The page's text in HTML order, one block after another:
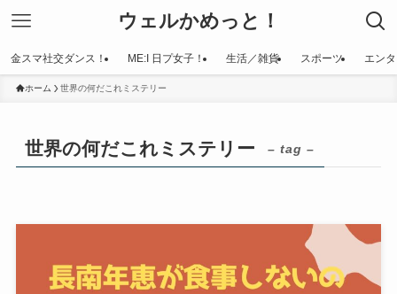
ウェルかめっと！
金スマ社交ダンス！ ME:I 日プ女子！ 生活／雑貨 スポーツ エン
ホーム 世界の何だこれミステリー
世界の何だこれミステリー – tag –